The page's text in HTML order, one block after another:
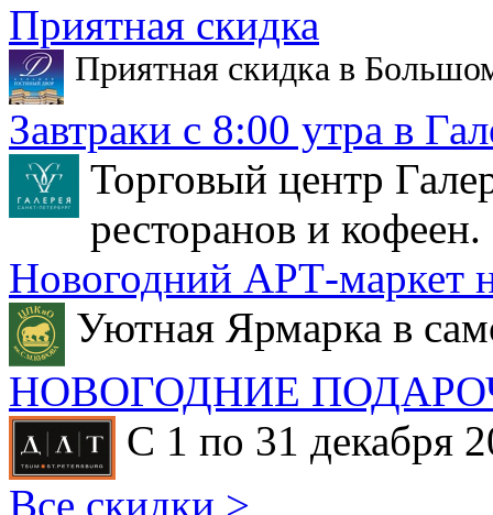
Приятная скидка
Приятная скидка в
Завтраки с 8:00 утра в
Торговый центр
ресторанов и кофеен.
Новогодний АРТ-маркет
Уютная Ярмарка в
НОВОГОДНИЕ
С 1 по 31 декабря
Все скидки >